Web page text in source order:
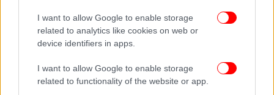
I want to allow Google to enable storage
related to analytics like cookies on web or
device identifiers in apps.
I want to allow Google to enable storage
related to functionality of the website or app.